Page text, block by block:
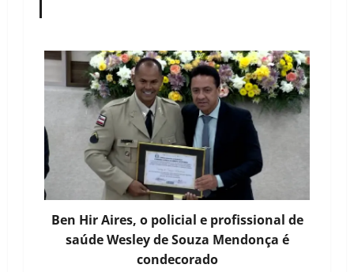
Ben Hir Aires, o policial e profissional de
saúde Wesley de Souza Mendonça é
condecorado